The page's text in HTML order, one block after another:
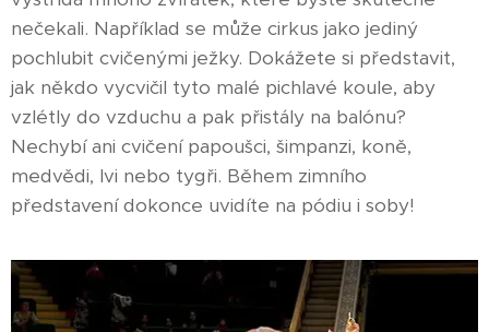
nečekali. Například se může cirkus jako jediný
pochlubit cvičenými ježky. Dokážete si představit,
jak někdo vycvičil tyto malé pichlavé koule, aby
vzlétly do vzduchu a pak přistály na balónu?
Nechybí ani cvičení papoušci, šimpanzi, koně,
medvědi, lvi nebo tygři. Během zimního
představení dokonce uvidíte na pódiu i soby!